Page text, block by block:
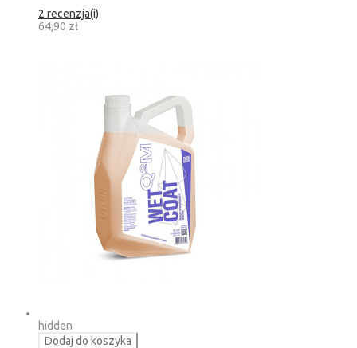
2 recenzja(i)
64,90 zł
hidden
Dodaj do koszyka